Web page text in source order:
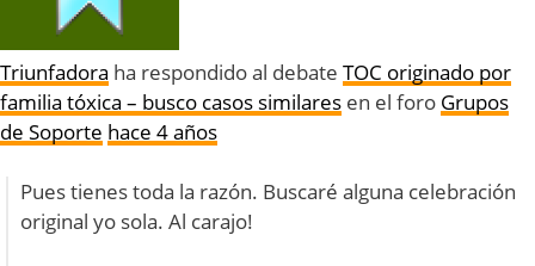
Triunfadora ha respondido al debate TOC originado por
familia tóxica – busco casos similares en el foro Grupos
de Soporte hace 4 años
Pues tienes toda la razón. Buscaré alguna celebración
original yo sola. Al carajo!